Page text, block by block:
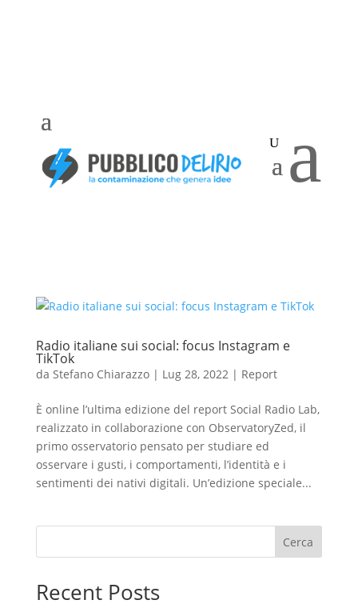
a
Radio italiane sui social: focus Instagram e
TikTok
da Stefano Chiarazzo| Lug 28, 2022| Report
È online l’ultima edizione del report Social Radio Lab,
realizzato in collaborazione con ObservatoryZed, il
primo osservatorio pensato per studiare ed
osservare i gusti, i comportamenti, l’identità e i
sentimenti dei nativi digitali. Un’edizione speciale...
Cerca
Recent Posts